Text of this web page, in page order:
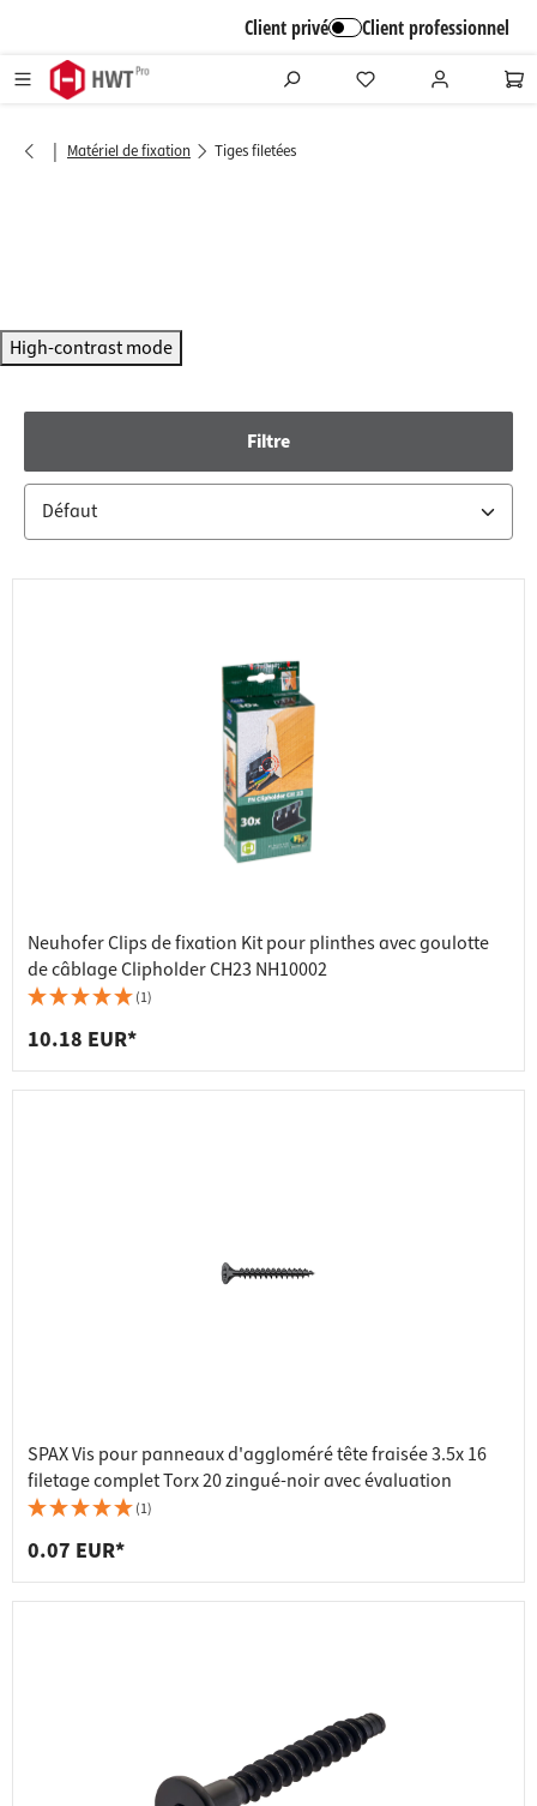
Client privé Client professionnel
| Matériel de fixation Tiges filetées
High-contrast mode
Filtre
Neuhofer Clips de fixation Kit pour plinthes avec goulotte
de câblage Clipholder CH23 NH10002
(1)
10.18 EUR*
SPAX Vis pour panneaux d'aggloméré tête fraisée 3.5x 16
filetage complet Torx 20 zingué-noir avec évaluation
(1)
0.07 EUR*